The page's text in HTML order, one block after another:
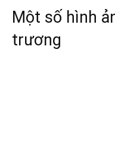
Một số hình
trương